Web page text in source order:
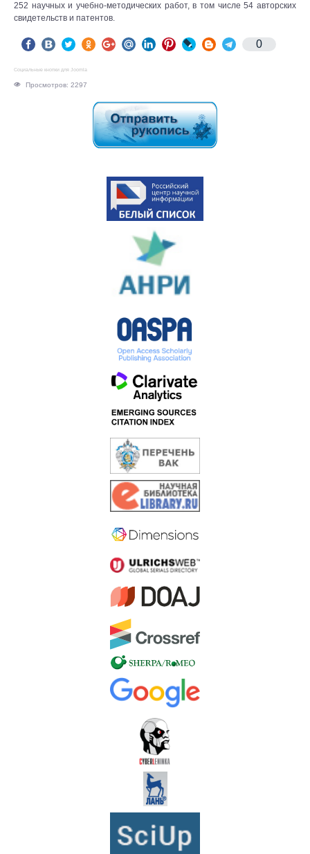
252 научных и учебно-методических работ, в том числе 54 авторских
свидетельств и патентов.
0
Социальные кнопки для Joomla
Просмотров: 2297